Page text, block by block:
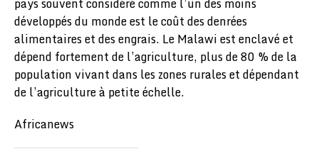
pays souvent considéré comme l’un des moins
développés du monde est le coût des denrées
alimentaires et des engrais. Le Malawi est enclavé et
dépend fortement de l’agriculture, plus de 80 % de la
population vivant dans les zones rurales et dépendant
de l’agriculture à petite échelle.
Africanews